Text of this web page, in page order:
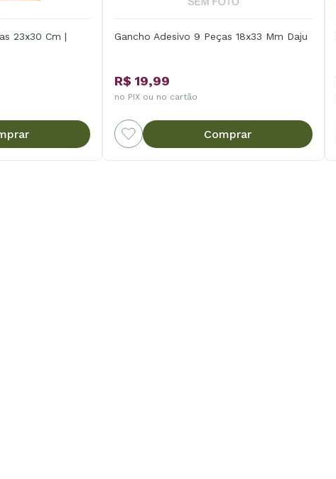
23x30 Cm |
Gancho Adesivo 9 Peças 18x33 Mm Daju
R$ 19,99
no PIX ou no cartão
Comprar